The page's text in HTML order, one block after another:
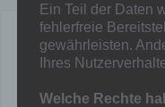
Ein Teil der Daten
fehlerfreie
gewährleisten.
Ihres
Welche Rechte